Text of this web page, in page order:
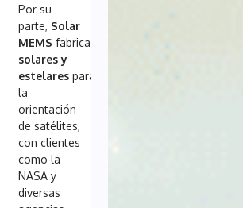
Por su
parte, Solar
MEMS fabrica
solares y
estelares para
la
orientación
de satélites,
con clientes
como la
NASA y
diversas